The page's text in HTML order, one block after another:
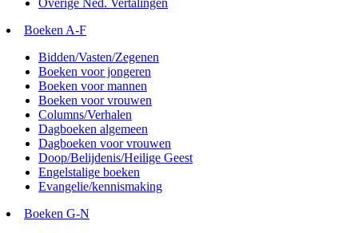
Overige Ned. Vertalingen
Boeken A-F
Bidden/Vasten/Zegenen
Boeken voor jongeren
Boeken voor mannen
Boeken voor vrouwen
Columns/Verhalen
Dagboeken algemeen
Dagboeken voor vrouwen
Doop/Belijdenis/Heilige Geest
Engelstalige boeken
Evangelie/kennismaking
Boeken G-N